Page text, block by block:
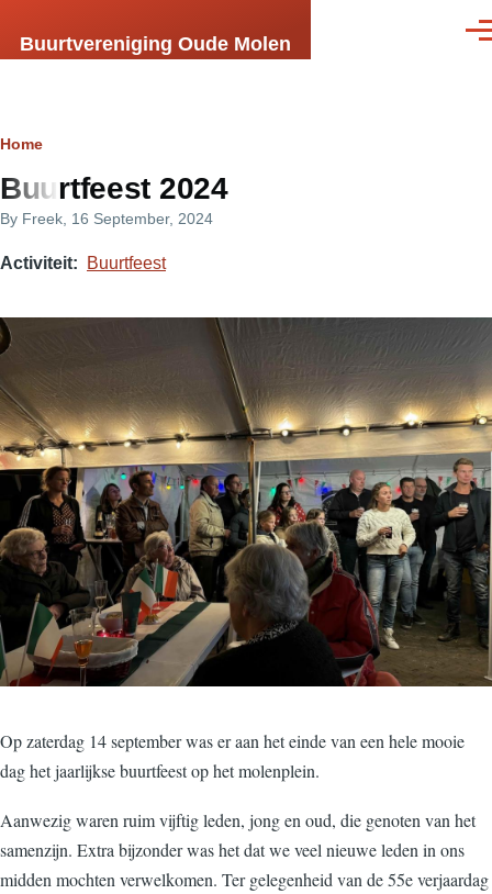
Buurtvereniging Oude Molen
Breadcrumb
Home
Buurtfeest 2024
By Freek , 16 September, 2024
Activiteit Buurtfeest
Op zaterdag 14 september was er aan het einde van een hele mooie
dag het jaarlijkse buurtfeest op het molenplein.
Aanwezig waren ruim vijftig leden, jong en oud, die genoten van het
samenzijn. Extra bijzonder was het dat we veel nieuwe leden in ons
midden mochten verwelkomen. Ter gelegenheid van de 55e verjaardag